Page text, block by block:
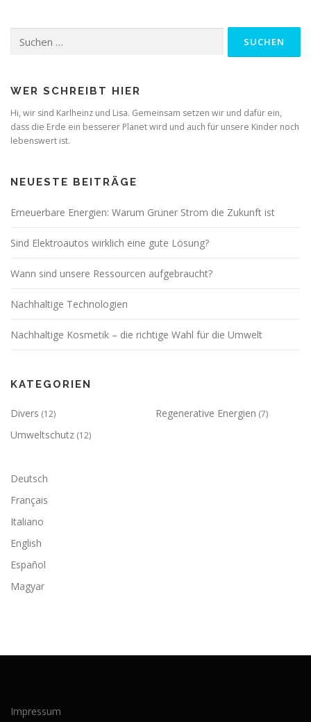
a
v
i
g
t
o
n
nach:
WER SCHREIBT HIER
Hi, wir sind Karlheinz und Lisa. Gemeinsam setzen wir und dafür ein,
dass die Erde ein besserer Planet wird und auch für unsere Kinder noch
lebenswert ist.
NEUESTE BEITRÄGE
Erneuerbare Energien: Warum Grüner Strom die Zukunft ist
Sind Elektroautos wirklich eine gute Lösung?
Wann sind unsere Ressourcen aufgebraucht?
Nachhaltige Technologien
Nachhaltige Kosmetik – die richtige Wahl für die Umwelt
KATEGORIEN
Divers (12) Regenerative Energien (7)
Umweltschutz (12)
Deutsch
Français
Italiano
English
Español
Magyar
Impressum